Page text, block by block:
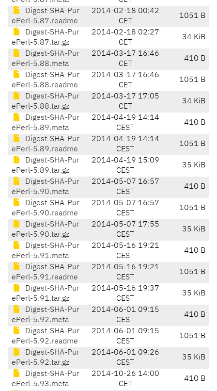
Digest-SHA-Pur
ePerl-5.87.readme
2014-02-18 00:42
CET
1051 B
Digest-SHA-Pur
ePerl-5.87.tar.gz
2014-02-18 02:27
CET
34 KiB
Digest-SHA-Pur
ePerl-5.88.meta
2014-03-17 16:46
CET
410 B
Digest-SHA-Pur
ePerl-5.88.readme
2014-03-17 16:46
CET
1051 B
Digest-SHA-Pur
ePerl-5.88.tar.gz
2014-03-17 17:05
CET
34 KiB
Digest-SHA-Pur
ePerl-5.89.meta
2014-04-19 14:14
CEST
410 B
Digest-SHA-Pur
ePerl-5.89.readme
2014-04-19 14:14
CEST
1051 B
Digest-SHA-Pur
ePerl-5.89.tar.gz
2014-04-19 15:09
CEST
35 KiB
Digest-SHA-Pur
ePerl-5.90.meta
2014-05-07 16:57
CEST
410 B
Digest-SHA-Pur
ePerl-5.90.readme
2014-05-07 16:57
CEST
1051 B
Digest-SHA-Pur
ePerl-5.90.tar.gz
2014-05-07 17:55
CEST
35 KiB
Digest-SHA-Pur
ePerl-5.91.meta
2014-05-16 19:21
CEST
410 B
Digest-SHA-Pur
ePerl-5.91.readme
2014-05-16 19:21
CEST
1051 B
Digest-SHA-Pur
ePerl-5.91.tar.gz
2014-05-16 19:37
CEST
35 KiB
Digest-SHA-Pur
ePerl-5.92.meta
2014-06-01 09:15
CEST
410 B
Digest-SHA-Pur
ePerl-5.92.readme
2014-06-01 09:15
CEST
1051 B
Digest-SHA-Pur
ePerl-5.92.tar.gz
2014-06-01 09:26
CEST
35 KiB
Digest-SHA-Pur
ePerl-5.93.meta
2014-10-26 14:00
CET
410 B